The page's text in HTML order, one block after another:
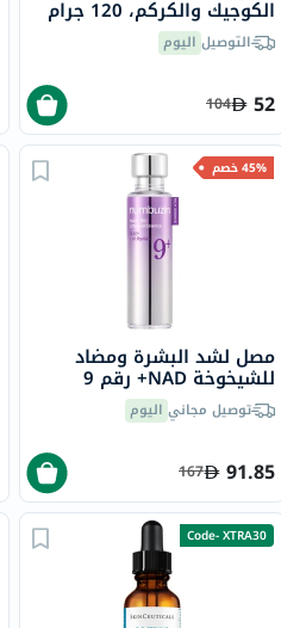
الكوجيك والكركم، 120 جرام
التوصيل اليوم
52
104
45% خصم
مصل لشد البشرة ومضاد
للشيخوخة NAD+ رقم 9
نومبوزين
توصيل مجاني اليوم
91.85
167
Code- XTRA30